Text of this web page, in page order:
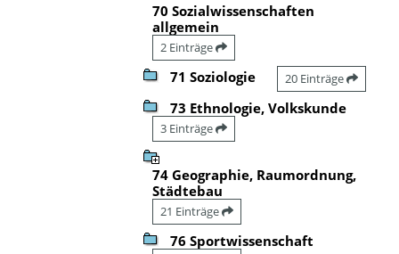
70 Sozialwissenschaften
allgemein
2 Einträge
71 Soziologie 20 Einträge
73 Ethnologie, Volkskunde
3 Einträge
74 Geographie, Raumordnung,
Städtebau
21 Einträge
76 Sportwissenschaft